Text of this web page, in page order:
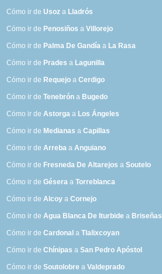
Cómo ir deUsoz a Lladrós
Cómo ir de Penosiños aVillorejo
Cómo ir de Palma De Gandía a La Rasa
Cómo ir de Prades a Lagunilla
Cómo ir de Requejo aCerdigo
Cómo ir deTenebrón a Bugedo
Cómo ir deAstorga a Los Ángeles
Cómo ir de Medianas aCapillas
Cómo ir deArreba aAnguiano
Cómo ir de Fresneda De Altarejos aSoutelo
Cómo ir deGésera aTorreblanca
Cómo ir deAlcoy aCornejo
Cómo ir deAgua Blanca De Iturbide a Briseñas
Cómo ir deCardonal aTlalixcoyan
Cómo ir deChínipas aSan Pedro Apóstol
Cómo ir deSoutolobre aValdeprado